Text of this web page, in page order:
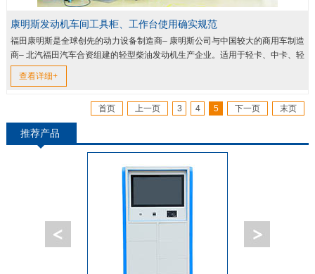
康明斯发动机车间工具柜、工作台使用确实规范
福田康明斯是全球创先的动力设备制造商– 康明斯公司与中国较大的商用车制造
商– 北汽福田汽车合资组建的轻型柴油发动机生产企业。适用于轻卡、中卡、轻
客、皮卡、MPV多功能车、SUV等轻型车辆以及小型工程机...
查看详细+
首页 上一页 3 4 5 下一页 末页
推荐产品